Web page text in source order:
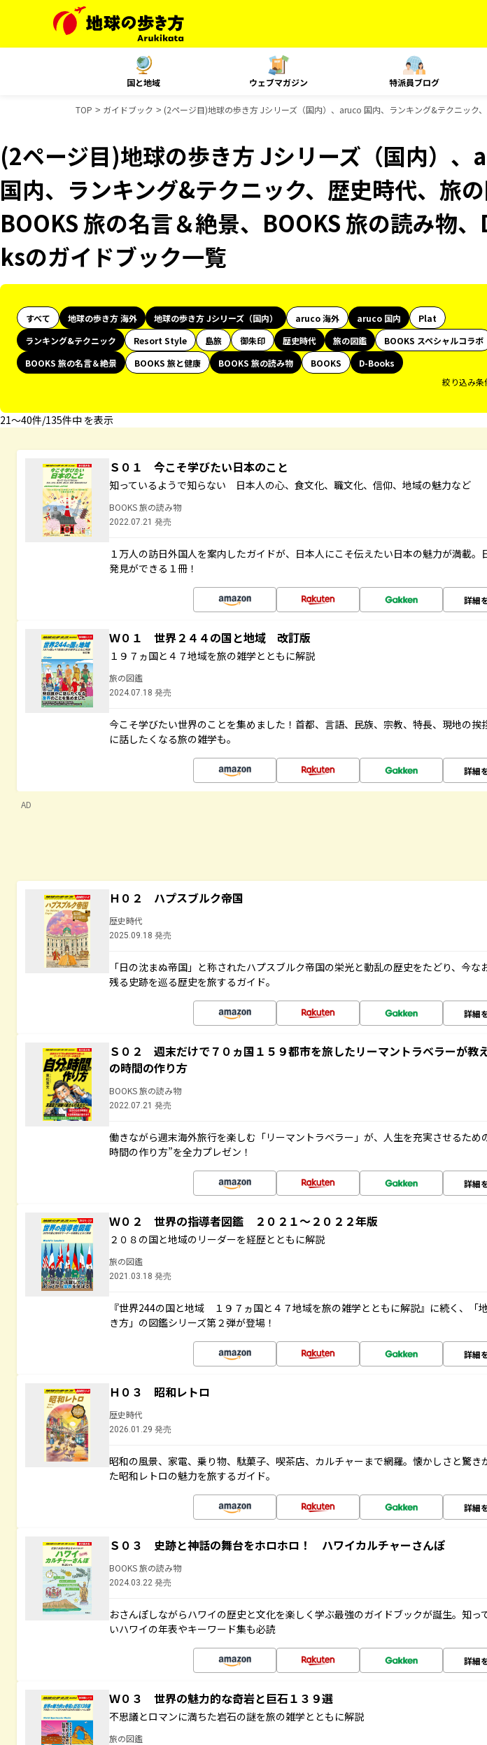
国と地域 ウェブマガジン 特派員ブログ
TOP ガイドブック (2ページ目)地球の歩き方 Jシリーズ（国内）、aruco 国内、ランキング&テクニック
(2ページ目)地球の歩き方 Jシリーズ（国内）、
国内、ランキング&テクニック、歴史時代、旅の
BOOKS 旅の名言＆絶景、BOOKS 旅の読み物
ksのガイドブック一覧
すべて 地球の歩き方 海外 地球の歩き方 Jシリーズ（国内） aruco 海外 aruco 国内
Plat
ランキング&テクニック
Resort Style 島旅 御朱印 歴史時代 旅の図鑑
BOOKS スペシャルコラボ
BOOKS 旅の名言＆絶景
BOOKS 旅と健康 BOOKS 旅の読み物 BOOKS
D-Books
絞り込み条
21〜40件/135件中 を表示
Ｓ０１ 今こそ学びたい日本のこと
知っているようで知らない 日本人の心、食文化、職文化、信仰、地域の魅力など
BOOKS 旅の読み物
2022.07.21 発売
１万人の訪日外国人を案内したガイドが、日本人にこそ伝えたい日本の魅力が満載。
発見ができる１冊！
詳細
Ｗ０１ 世界２４４の国と地域 改訂版
１９７ヵ国と４７地域を旅の雑学とともに解説
旅の図鑑
2024.07.18 発売
今こそ学びたい世界のことを集めました！首都、言語、民族、宗教、特長、現地の挨
に話したくなる旅の雑学も。
詳細
AD
Ｈ０２ ハプスブルク帝国
歴史時代
2025.09.18 発売
「日の沈まぬ帝国」と称されたハプスブルク帝国の栄光と動乱の歴史をたどり、今な
残る史跡を巡る歴史を旅するガイド。
詳細
Ｓ０２ 週末だけで７０ヵ国１５９都市を旅したリーマントラベラーが教
の時間の作り方
BOOKS 旅の読み物
2022.07.21 発売
働きながら週末海外旅行を楽しむ「リーマントラベラー」が、人生を充実させるため
時間の作り方”を全力プレゼン！
詳細
Ｗ０２ 世界の指導者図鑑 ２０２１～２０２２年版
２０８の国と地域のリーダーを経歴とともに解説
旅の図鑑
2021.03.18 発売
『世界244の国と地域 １９７ヵ国と４７地域を旅の雑学とともに解説』に続く、「
き方」の図鑑シリーズ第２弾が登場！
詳細
Ｈ０３ 昭和レトロ
歴史時代
2026.01.29 発売
昭和の風景、家電、乗り物、駄菓子、喫茶店、カルチャーまで網羅。懐かしさと驚き
た昭和レトロの魅力を旅するガイド。
詳細
Ｓ０３ 史跡と神話の舞台をホロホロ！ ハワイカルチャーさんぽ
BOOKS 旅の読み物
2024.03.22 発売
おさんぽしながらハワイの歴史と文化を楽しく学ぶ最強のガイドブックが誕生。知っ
いハワイの年表やキーワード集も必読
詳細
Ｗ０３ 世界の魅力的な奇岩と巨石１３９選
不思議とロマンに満ちた岩石の謎を旅の雑学とともに解説
旅の図鑑